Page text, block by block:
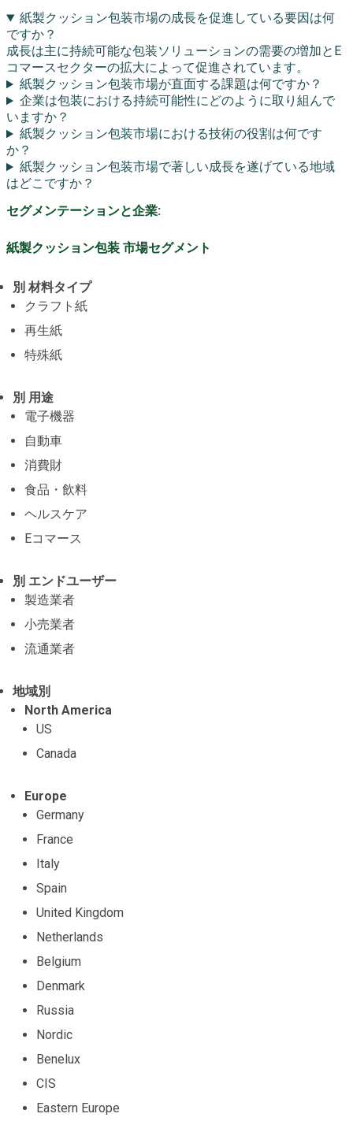
紙製クッション包装市場の成長を促進している要因は何
ですか？
成長は主に持続可能な包装ソリューションの需要の増加とE
コマースセクターの拡大によって促進されています。
紙製クッション包装市場が直面する課題は何ですか？
企業は包装における持続可能性にどのように取り組んで
いますか？
紙製クッション包装市場における技術の役割は何です
か？
紙製クッション包装市場で著しい成長を遂げている地域
はどこですか？
セグメンテーションと企業:
紙製クッション包装 市場セグメント
別 材料タイプ
クラフト紙
再生紙
特殊紙
別 用途
電子機器
自動車
消費財
食品・飲料
ヘルスケア
Eコマース
別 エンドユーザー
製造業者
小売業者
流通業者
地域別
North America
US
Canada
Europe
Germany
France
Italy
Spain
United Kingdom
Netherlands
Belgium
Denmark
Russia
Nordic
Benelux
CIS
Eastern Europe